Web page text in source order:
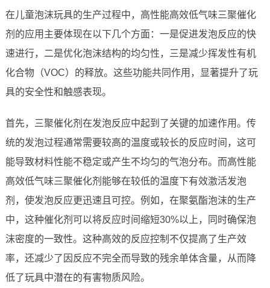
在儿童泡沫玩具的生产过程中，高性能高效低气味三聚催化
剂的应用主要体现在以下几个方面：一是促进发泡反应的快
速进行，二是优化泡沫结构的均匀性，三是减少挥发性有机
化合物（VOC）的释放。这些功能共同作用，显著提升了玩
具的安全性和触感表现。
首先，三聚催化剂在发泡反应中起到了关键的加速作用。传
统的发泡过程通常需要较高的温度或较长的反应时间，这可
能导致材料性能不稳定或产生不均匀的气泡分布。而高性能
高效低气味三聚催化剂能够在较低的温度下有效激活发泡
剂，使发泡反应更迅速且可控。例如，在聚氨酯泡沫的生产
中，这种催化剂可以将反应时间缩短30%以上，同时确保泡
沫密度的一致性。这种高效的反应控制不仅提高了生产效
率，还减少了因反应不完全而导致的残余单体含量，从而降
低了玩具中潜在的有害物质风险。